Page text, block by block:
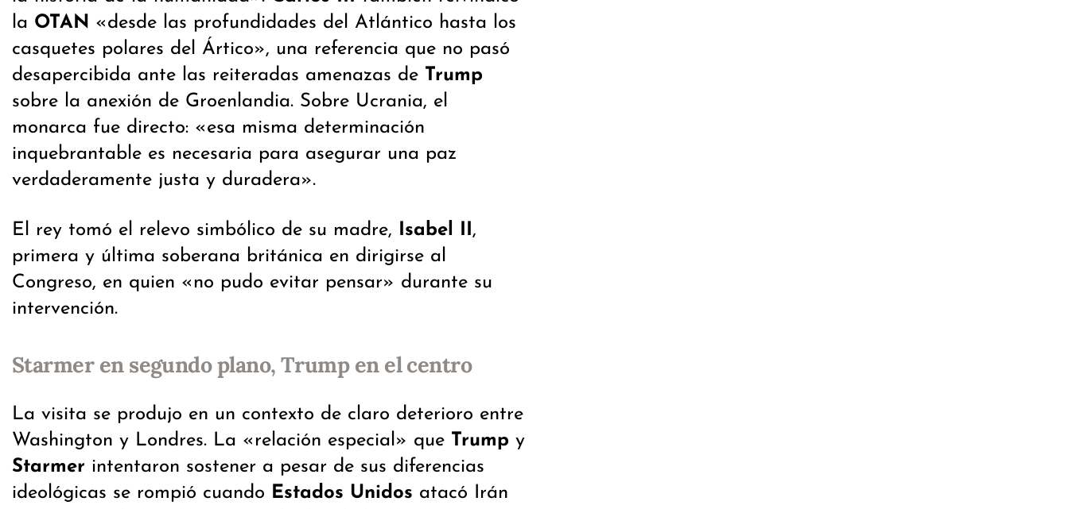
la OTAN «desde las profundidades del Atlántico hasta los
casquetes polares del Ártico», una referencia que no pasó
desapercibida ante las reiteradas amenazas de Trump
sobre la anexión de Groenlandia. Sobre Ucrania, el
monarca fue directo: «esa misma determinación
inquebrantable es necesaria para asegurar una paz
verdaderamente justa y duradera».
El rey tomó el relevo simbólico de su madre, Isabel II,
primera y última soberana británica en dirigirse al
Congreso, en quien «no pudo evitar pensar» durante su
intervención.
Starmer en segundo plano, Trump en el centro
La visita se produjo en un contexto de claro deterioro entre
Washington y Londres. La «relación especial» que Trump y
Starmer intentaron sostener a pesar de sus diferencias
ideológicas se rompió cuando Estados Unidos atacó Irán